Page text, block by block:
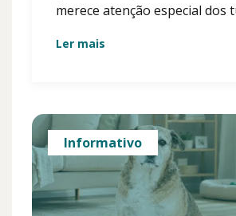
merece atenção especial dos
Ler mais
Informativo